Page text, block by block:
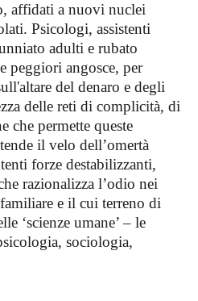
affidati a nuovi nuclei
Psicologi, assistenti
adulti e rubato
peggiori angosce, per
del denaro e degli
delle reti di complicità, di
che permette queste
il velo dell’omertà
forze destabilizzanti,
razionalizza l’odio nei
e il cui terreno di
‘scienze umane’ – le
sociologia,